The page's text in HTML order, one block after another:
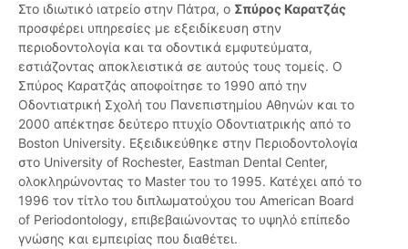
Στο ιδιωτικό ιατρείο στην Πάτρα, ο Σπύρος Καρατζάς
προσφέρει υπηρεσίες με εξειδίκευση στην
περιοδοντολογία και τα οδοντικά εμφυτεύματα,
εστιάζοντας αποκλειστικά σε αυτούς τους τομείς. Ο
Σπύρος Καρατζάς αποφοίτησε το 1990 από την
Οδοντιατρική Σχολή του Πανεπιστημίου Αθηνών και το
2000 απέκτησε δεύτερο πτυχίο Οδοντιατρικής από το
Boston University. Εξειδικεύθηκε στην Περιοδοντολογία
στο University of Rochester, Eastman Dental Center,
ολοκληρώνοντας το Master του το 1995. Κατέχει από το
1996 τον τίτλο του διπλωματούχου του American Board
of Periodontology, επιβεβαιώνοντας το υψηλό επίπεδο
γνώσης και εμπειρίας που διαθέτει.